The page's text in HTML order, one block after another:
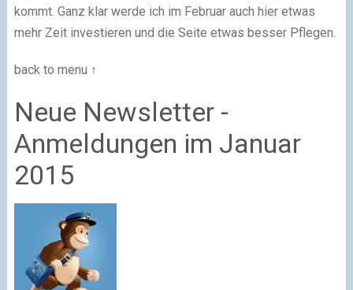
kommt. Ganz klar werde ich im Februar auch hier etwas
mehr Zeit investieren und die Seite etwas besser Pflegen.
back to menu ↑
Neue Newsletter -
Anmeldungen im Januar
2015